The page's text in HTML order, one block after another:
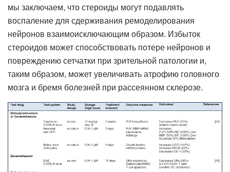
мы заключаем, что стероиды могут подавлять
воспаление для сдерживания ремоделирования
нейронов взаимоисключающим образом. Избыток
стероидов может способствовать потере нейронов и
повреждению сетчатки при зрительной патологии и,
таким образом, может увеличивать атрофию головного
мозга и бремя болезней при рассеянном склерозе.